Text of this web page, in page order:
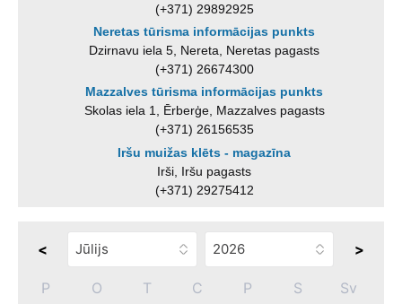
(+371) 29892925
Neretas tūrisma informācijas punkts
Dzirnavu iela 5, Nereta, Neretas pagasts
(+371) 26674300
Mazzalves tūrisma informācijas punkts
Skolas iela 1, Ērberģe, Mazzalves pagasts
(+371) 26156535
Iršu muižas klēts - magazīna
Irši, Iršu pagasts
(+371) 29275412
< >
P O T C P S Sv